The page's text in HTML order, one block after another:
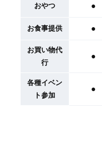
おやつ ●
お食事提供 ●
お買い物代
行
●
各種イベン
ト参加
●